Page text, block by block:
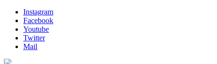
Instagram
Facebook
Youtube
Twitter
Mail